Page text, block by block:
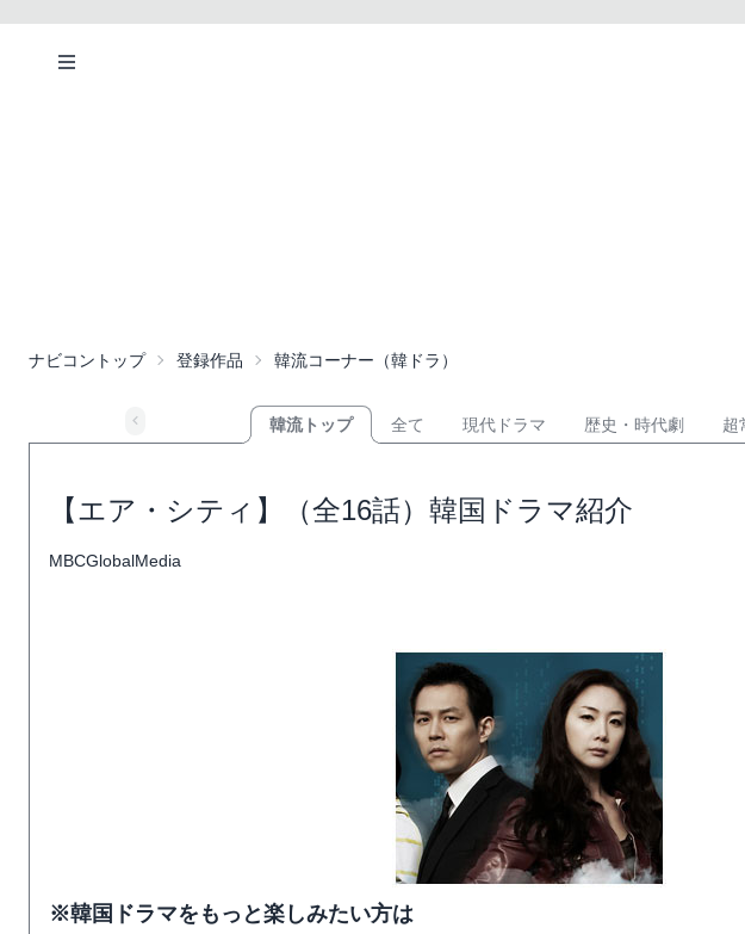
ナビコントップ 登録作品 韓流コーナー（韓ドラ）
韓流トップ 全て 現代ドラマ 歴史・時代劇 超
【エア・シティ】（全16話）韓国ドラマ紹介
MBCGlobalMedia
※韓国ドラマをもっと楽しみたい方は